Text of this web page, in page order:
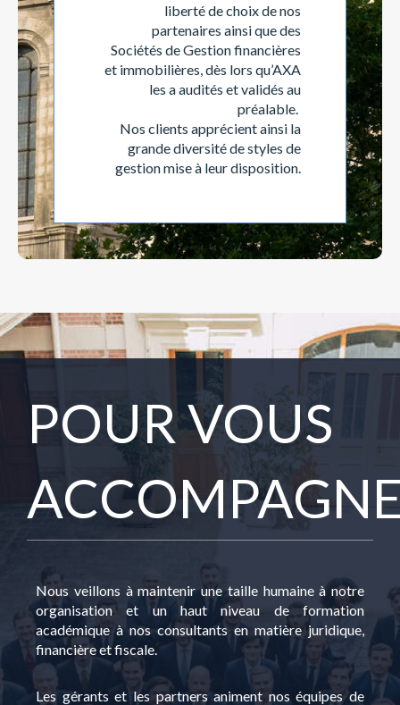
liberté de choix de nos
partenaires ainsi que des
Sociétés de Gestion financières
et immobilières, dès lors qu’AXA
les a audités et validés au
préalable.
Nos clients apprécient ainsi la
grande diversité de styles de
gestion mise à leur disposition.
POUR VOUS
Nous veillons à maintenir une taille humaine à notre
organisation et un haut niveau de formation
académique à nos consultants en matière juridique,
financière et fiscale.
Les gérants et les partners animent nos équipes de